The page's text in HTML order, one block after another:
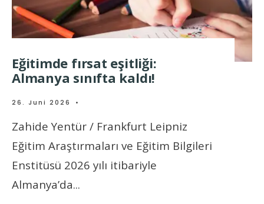
Eğitimde fırsat eşitliği:
Almanya sınıfta kaldı!
26. Juni 2026 •
Zahide Yentür / Frankfurt Leipniz
Eğitim Araştırmaları ve Eğitim Bilgileri
Enstitüsü 2026 yılı itibariyle
Almanya’da...